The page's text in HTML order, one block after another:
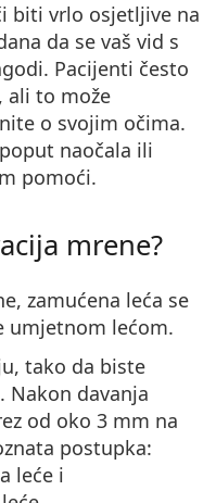
biti vrlo osjetljive na
da se vaš vid s
Pacijenti često
ali to može
o svojim očima.
naočala ili
pomoći.
mrene?
zamućena leća se
umjetnom lećom.
tako da biste
davanja
od oko 3 mm na
postupka:
leće i